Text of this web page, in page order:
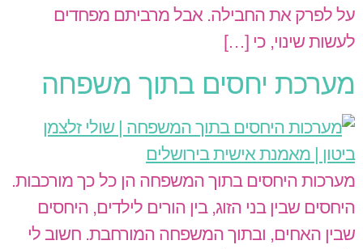
על לפרק את החבילה. אבל מרביתם מפחדים
לעשות שינוי, כי […]
מערכת יחסים בתוך משפחה
מערכות היחסים בתוך המשפחה הן כל כך מורכבות.
היחסים שבין בני הזוג, בין הורים לילדים, היחסים
שבין האחים, ובתוך המשפחה המורחבת. חשוב לי